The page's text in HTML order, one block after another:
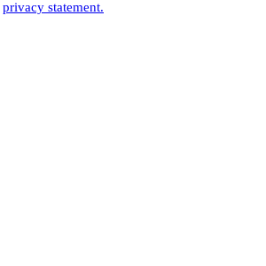
privacy statement.